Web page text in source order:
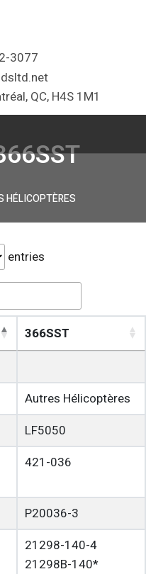
3077
QC, H4S 1M1
HÉLICOPTÈRES
entries
366SST
Autres Hélicoptères
LF5050
421-036
P20036-3
21298-140-4
21298B-140*